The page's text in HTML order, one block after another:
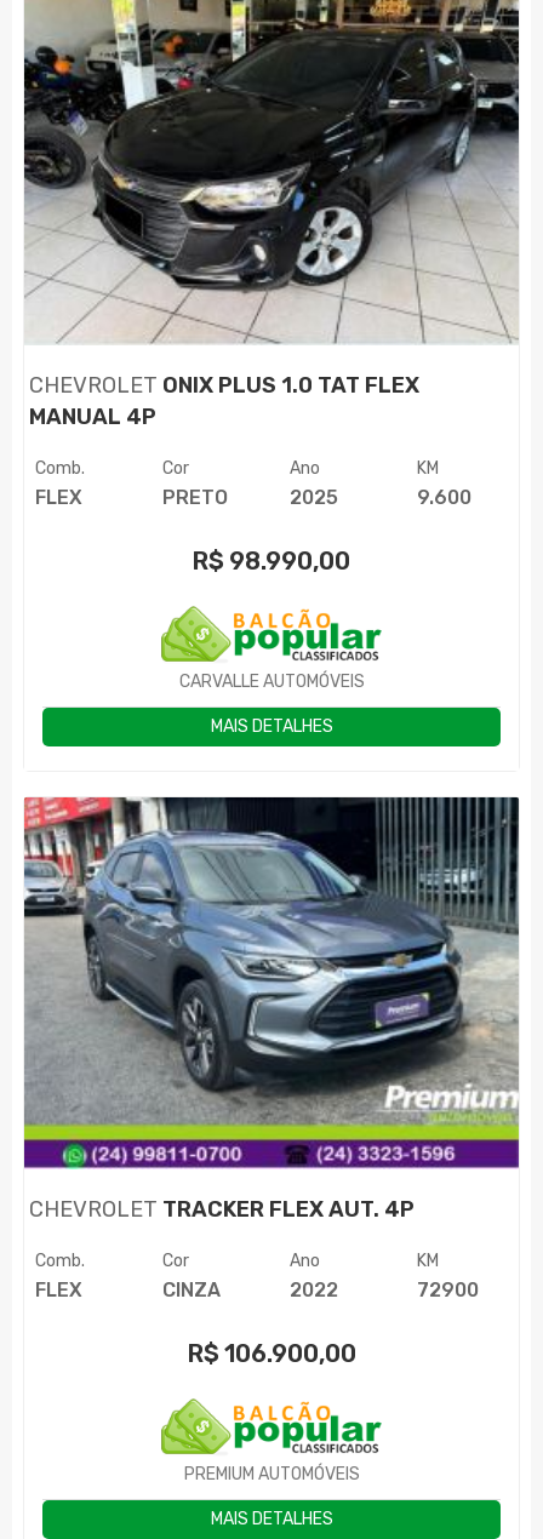
CHEVROLET ONIX PLUS 1.0 TAT FLEX
MANUAL 4P
Comb.
FLEX
Cor
PRETO
Ano
2025
KM
9.600
R$ 98.990,00
CARVALLE AUTOMÓVEIS
MAIS DETALHES
CHEVROLET TRACKER FLEX AUT. 4P
Comb.
FLEX
Cor
CINZA
Ano
2022
KM
72900
R$ 106.900,00
PREMIUM AUTOMÓVEIS
MAIS DETALHES